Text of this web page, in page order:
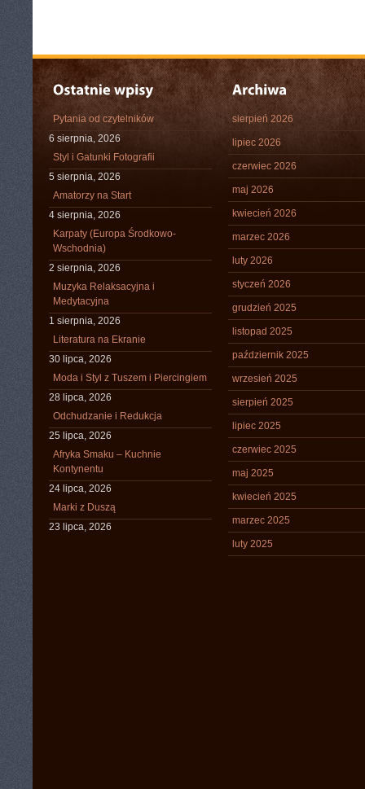
Pytania od czytelników
6 sierpnia, 2026
Styl i Gatunki Fotografii
5 sierpnia, 2026
Amatorzy na Start
4 sierpnia, 2026
Karpaty (Europa Środkowo-
Wschodnia)
2 sierpnia, 2026
Muzyka Relaksacyjna i
Medytacyjna
1 sierpnia, 2026
Literatura na Ekranie
30 lipca, 2026
Moda i Styl z Tuszem i Piercingiem
28 lipca, 2026
Odchudzanie i Redukcja
25 lipca, 2026
Afryka Smaku – Kuchnie
Kontynentu
24 lipca, 2026
Marki z Duszą
23 lipca, 2026
sierpień 2026
lipiec 2026
czerwiec 2026
maj 2026
kwiecień 2026
marzec 2026
luty 2026
styczeń 2026
grudzień 2025
listopad 2025
październik 2025
wrzesień 2025
sierpień 2025
lipiec 2025
czerwiec 2025
maj 2025
kwiecień 2025
marzec 2025
luty 2025